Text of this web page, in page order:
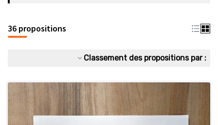
36 propositions
Classement des propositions par :